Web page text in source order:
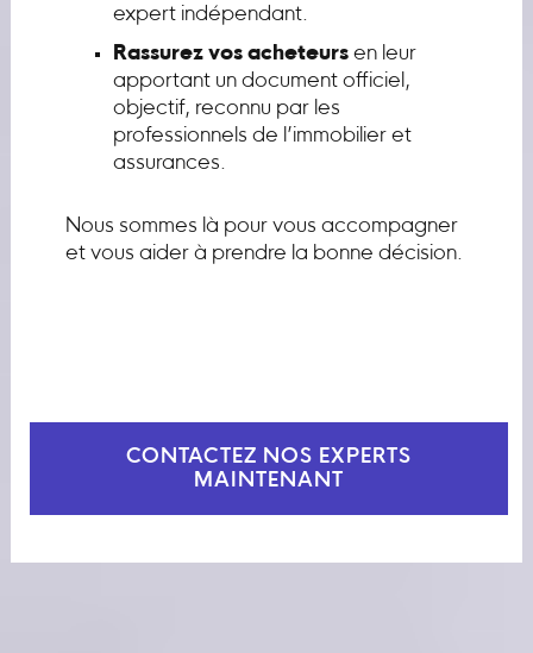
expert indépendant.
Rassurez vos acheteursen leur
apportant un document officiel,
objectif, reconnu par les
professionnels de l’immobilier et
assurances.
Nous sommes là pour vous accompagner
et vous aider à prendre la bonne décision.
CONTACTEZ NOS EXPERTS
MAINTENANT